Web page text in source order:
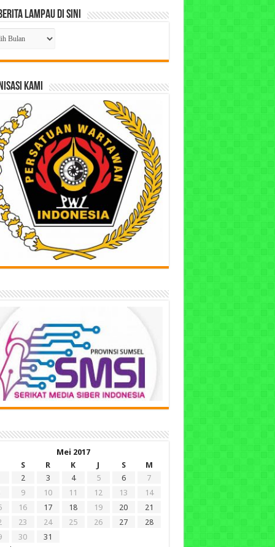
Lampau di Sini
KAMI
Mei 2017
S R K J S
M
2 3 4 5 6
7
9 10 11 12 13
14
16 17 18 19 20
21
23 24 25 26 27
28
30
31